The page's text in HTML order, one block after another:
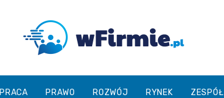
Wfirmie.pl
PRACA PRAWO ROZWÓJ RYNEK ZESPÓŁ